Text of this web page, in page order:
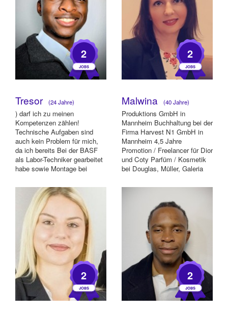
2
Tresor (24 Jahre)
) darf ich zu meinen
Kompetenzen zählen!
Technische Aufgaben sind
auch kein Problem für mich,
da ich bereits Bei der BASF
als Labor-Techniker gearbeitet
habe sowie Montage bei
2
Malwina (40 Jahre)
Produktions GmbH in
Mannheim Buchhaltung bei der
Firma Harvest N1 GmbH in
Mannheim 4,5 Jahre
Promotion / Freelancer für Dior
und Coty Parfüm / Kosmetik
bei Douglas, Müller, Galeria
2 2